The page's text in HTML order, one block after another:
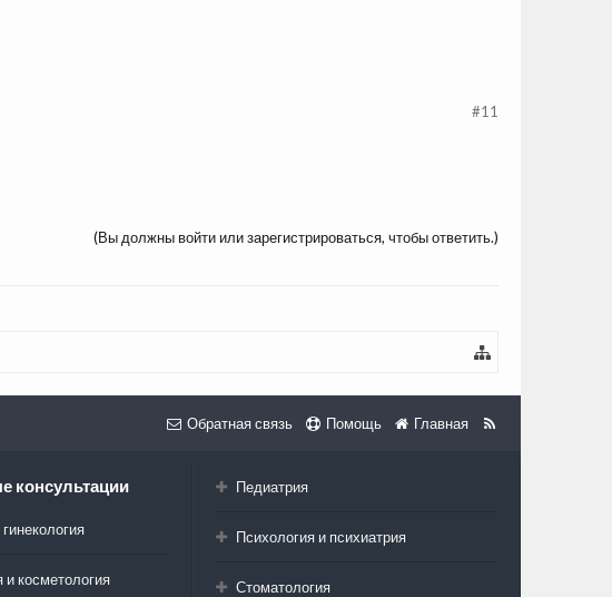
#11
(Вы должны войти или зарегистрироваться, чтобы ответить.)
Обратная связь Помощь Главная
консультации
и косметология
Педиатрия
Психология и психиатрия
Стоматология